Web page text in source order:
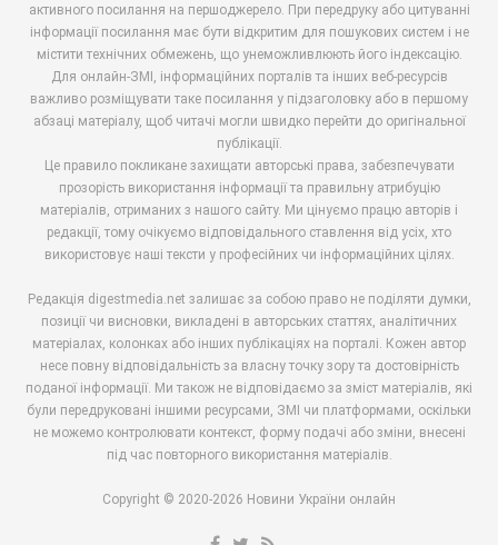
активного посилання на першоджерело. При передруку або цитуванні
інформації посилання має бути відкритим для пошукових систем і не
містити технічних обмежень, що унеможливлюють його індексацію.
Для онлайн-ЗМІ, інформаційних порталів та інших веб-ресурсів
важливо розміщувати таке посилання у підзаголовку або в першому
абзаці матеріалу, щоб читачі могли швидко перейти до оригінальної
публікації.
Це правило покликане захищати авторські права, забезпечувати
прозорість використання інформації та правильну атрибуцію
матеріалів, отриманих з нашого сайту. Ми цінуємо працю авторів і
редакції, тому очікуємо відповідального ставлення від усіх, хто
використовує наші тексти у професійних чи інформаційних цілях.
Редакція digestmedia.net залишає за собою право не поділяти думки,
позиції чи висновки, викладені в авторських статтях, аналітичних
матеріалах, колонках або інших публікаціях на порталі. Кожен автор
несе повну відповідальність за власну точку зору та достовірність
поданої інформації. Ми також не відповідаємо за зміст матеріалів, які
були передруковані іншими ресурсами, ЗМІ чи платформами, оскільки
не можемо контролювати контекст, форму подачі або зміни, внесені
під час повторного використання матеріалів.
Copyright © 2020-2026 Новини України онлайн